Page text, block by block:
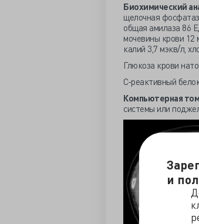
и
Биохимический
щелочная
общая амилаза 86
мочевины крови 12
калий 3,7 мэкв/л,
Глюкоза крови
С-реактивный
Компьютерная
системы или